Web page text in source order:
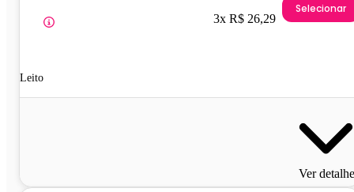
Leito
3x R$ 26,29
Selecionar
Ver